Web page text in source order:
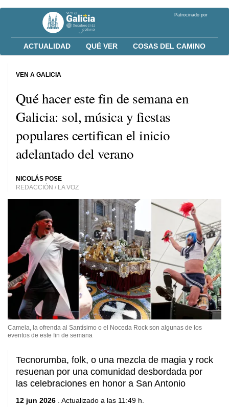
Patrocinado por
ACTUALIDAD QUÉ VER COSAS DEL CAMINO
Qué hacer este fin de semana en
Galicia: sol, música y fiestas
populares certifican el inicio
adelantado del verano
NICOLÁS POSE
REDACCIÓN / LA VOZ
VEN A GALICIA
Camela, la ofrenda al Santísimo o el Noceda Rock son algunas de los
eventos de este fin de semana
Tecnorumba, folk, o una mezcla de magia y rock
resuenan por una comunidad desbordada por
las celebraciones en honor a San Antonio
12 jun 2026 . Actualizado a las 11:49 h.